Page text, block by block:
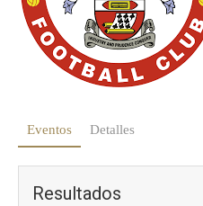
Eventos Detalles
Resultados